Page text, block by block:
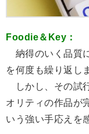
Foodie＆Key：
納得のいく品質
を何度も繰り返し
しかし、その試
オリティの作品が
いう強い手応えを